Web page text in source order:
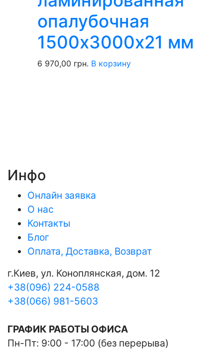
опалубочная
1500х3000х21 мм
6 970,00 грн. В корзину
Инфо
Онлайн заявка
О нас
Контакты
Блог
Оплата, Доставка, Возврат
г.Киев, ул. Коноплянская, дом. 12
+38(096) 224-0588
+38(066) 981-5603
ГРАФИК РАБОТЫ ОФИСА
Пн-Пт: 9:00 - 17:00 (без перерыва)